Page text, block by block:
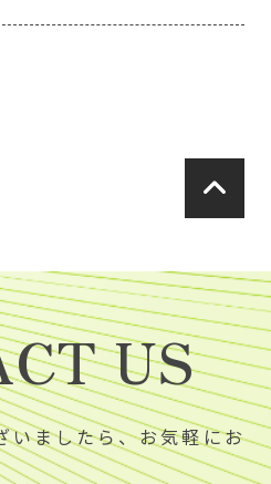
US
いましたら、お気軽にお